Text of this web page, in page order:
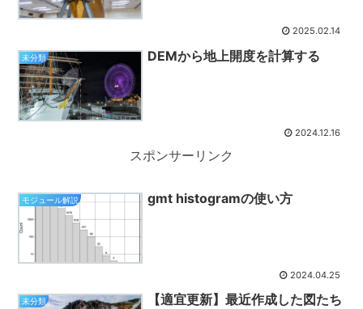
2025.02.14
未分類 DEMから地上開度を計算する
2024.12.16
スポンサーリンク
モジュール解説 gmt histogramの使い方
2024.04.25
未分類 【適宜更新】最近作成した図たち